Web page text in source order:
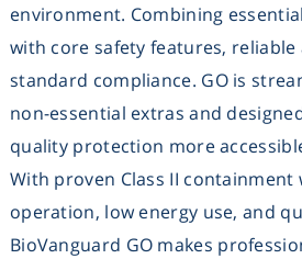
environment. Combining
with core safety features, reliable
standard compliance. GO is
non-essential extras and
quality protection more
With proven Class II
operation, low energy use, and
BioVanguard GO makes